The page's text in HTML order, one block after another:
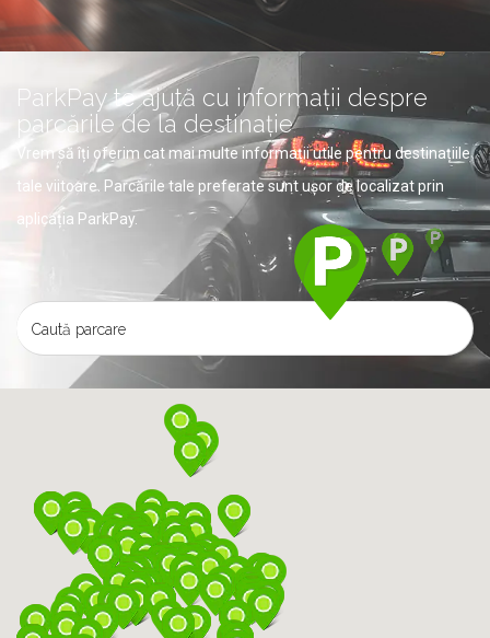
ParkPay te ajută cu informații despre
parcările de la destinație
Vrem să îți oferim cat mai multe informații utile pentru destinațiile
tale viitoare. Parcările tale preferate sunt ușor de localizat prin
aplicația ParkPay.